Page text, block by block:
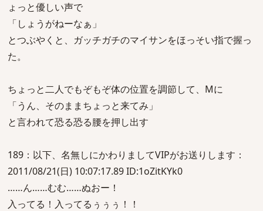
ょっと優しい声で
「しょうがねーなぁ」
とつぶやくと、ガッチガチのマイサンをほっそい指で握っ
た。
ちょっと二人でもぞもぞ体の位置を調節して、Mに
「うん、そのままちょっと来てみ」
と言われて恐る恐る腰を押し出す
189：以下、名無しにかわりましてVIPがお送りします：
2011/08/21(日) 10:07:17.89 ID:1oZitKYk0
……ん……むむ……ぬおー！
入ってる！入ってるぅぅぅ！！